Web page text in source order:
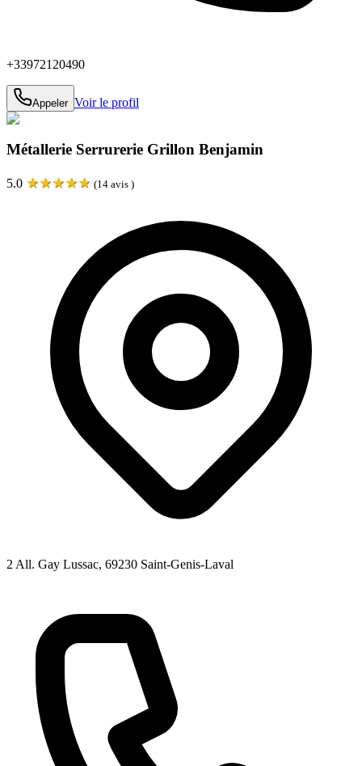
+33972120490
Appeler Voir le profil
Métallerie Serrurerie Grillon Benjamin
5.0 ★★★★★ (14 avis )
2 All. Gay Lussac, 69230 Saint-Genis-Laval